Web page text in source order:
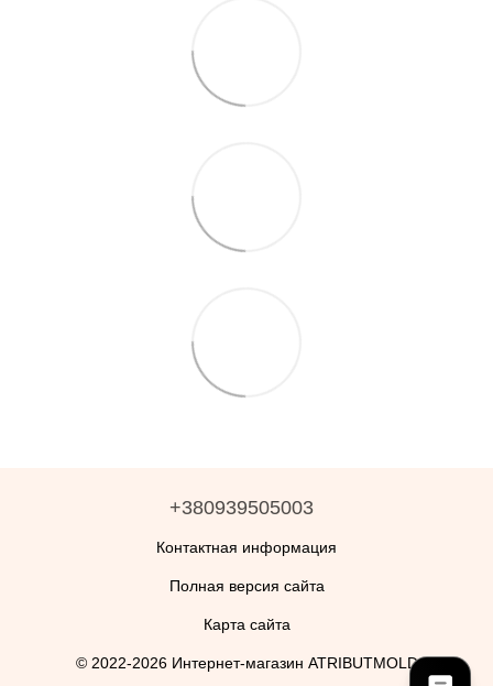
+380939505003
Контактная информация
Полная версия сайта
Карта сайта
© 2022-2026 Интернет-магазин ATRIBUTMOLD